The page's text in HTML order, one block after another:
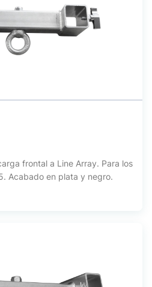
frontal a Line Array. Para los
Acabado en plata y negro.